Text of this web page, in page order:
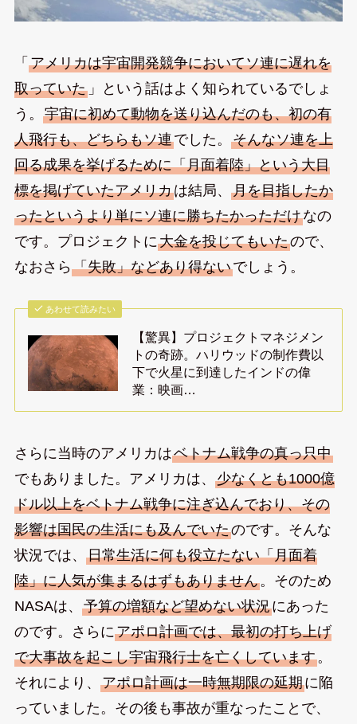
「 アメリカは宇宙開発競争においてソ連に遅れを
取っていた」という話はよく知られているでしょ
う。 宇宙に初めて動物を送り込んだのも、初の有
人飛行も、どちらもソ連でした。 そんなソ連を上
回る成果を挙げるために「月面着陸」という大目
標を掲げていたアメリカは結局、 月を目指したか
ったというより単にソ連に勝ちたかっただけなの
です。プロジェクトに大金を投じてもいたので、
なおさら「失敗」などあり得ないでしょう。
あわせて読みたい
【驚異】プロジェクトマネジメン
トの奇跡。ハリウッドの制作費以
下で火星に到達したインドの偉
業：映画…
さらに当時のアメリカはベトナム戦争の真っ只中
でもありました。アメリカは、 少なくとも1000億
ドル以上をベトナム戦争に注ぎ込んでおり、その
影響は国民の生活にも及んでいたのです。そんな
状況では、 日常生活に何も役立たない「月面着
陸」に人気が集まるはずもありません。そのため
NASAは、 予算の増額など望めない状況にあった
のです。さらにアポロ計画では、最初の打ち上げ
で大事故を起こし宇宙飛行士を亡くしています。
それにより、 アポロ計画は一時無期限の延期に陥
っていました。その後も事故が重なったことで、